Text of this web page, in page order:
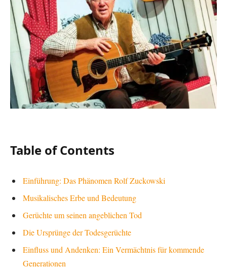
Table of Contents
Einführung: Das Phänomen Rolf Zuckowski
Musikalisches Erbe und Bedeutung
Gerüchte um seinen angeblichen Tod
Die Ursprünge der Todesgerüchte
Einfluss und Andenken: Ein Vermächtnis für kommende
Generationen